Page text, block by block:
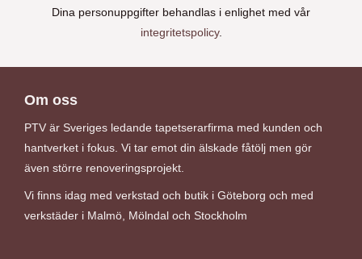
Dina personuppgifter behandlas i enlighet med vår
integritetspolicy.
Om oss
PTV är Sveriges ledande tapetserarfirma med kunden och
hantverket i fokus. Vi tar emot din älskade fåtölj men gör
även större renoveringsprojekt.
Vi finns idag med verkstad och butik i Göteborg och med
verkstäder i Malmö, Mölndal och Stockholm